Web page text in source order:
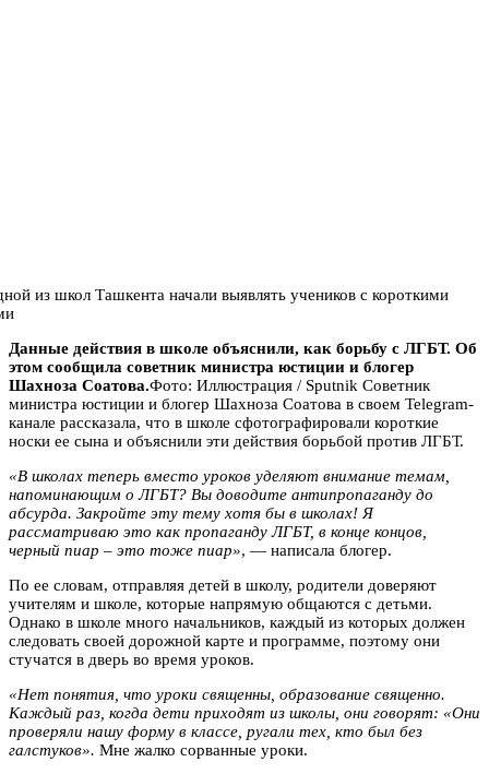
Данные действия в школе объяснили, как борьбу с ЛГБТ. Об
этом сообщила советник министра юстиции и блогер
Шахноза Соатова.Фото: Иллюстрация / Sputnik Советник
министра юстиции и блогер Шахноза Соатова в своем Telegram-
канале рассказала, что в школе сфотографировали короткие
носки ее сына и объяснили эти действия борьбой против ЛГБТ.
«В школах теперь вместо уроков уделяют внимание темам,
напоминающим о ЛГБТ? Вы доводите антипропаганду до
абсурда. Закройте эту тему хотя бы в школах! Я
рассматриваю это как пропаганду ЛГБТ, в конце концов,
черный пиар – это тоже пиар», — написала блогер.
По ее словам, отправляя детей в школу, родители доверяют
учителям и школе, которые напрямую общаются с детьми.
Однако в школе много начальников, каждый из которых должен
следовать своей дорожной карте и программе, поэтому они
стучатся в дверь во время уроков.
«Нет понятия, что уроки священны, образование священно.
Каждый раз, когда дети приходят из школы, они говорят: «Они
проверяли нашу форму в классе, ругали тех, кто был без
галстуков». Мне жалко сорванные уроки.